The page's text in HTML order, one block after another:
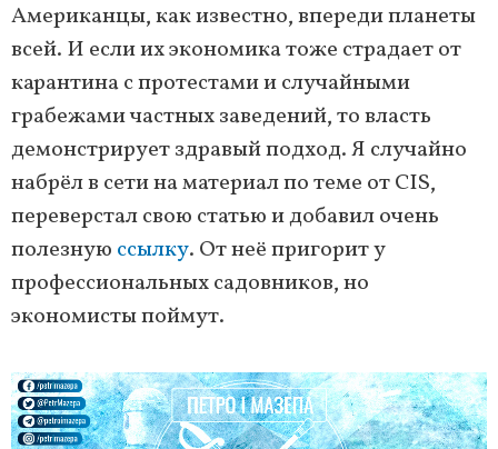
Американцы, как известно, впереди планеты
всей. И если их экономика тоже страдает от
карантина с протестами и случайными
грабежами частных заведений, то власть
демонстрирует здравый подход. Я случайно
набрёл в сети на материал по теме от CIS,
переверстал свою статью и добавил очень
полезную ссылку. От неё пригорит у
профессиональных садовников, но
экономисты поймут.